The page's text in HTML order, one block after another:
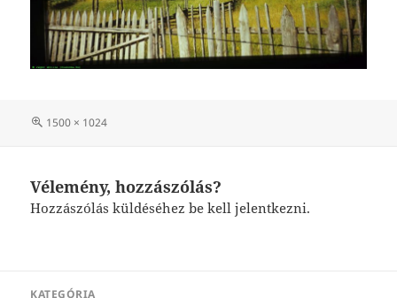
Teljes
1500 × 1024
Vélemény, hozzászólás?
Hozzászólás küldéséhezbe kell jelentkezni.
KATEGÓRIA